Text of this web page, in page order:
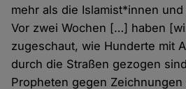
mehr als die Islamist*innen
Vor zwei Wochen […] haben
zugeschaut, wie Hunderte mit
durch die Straßen gezogen
Propheten gegen